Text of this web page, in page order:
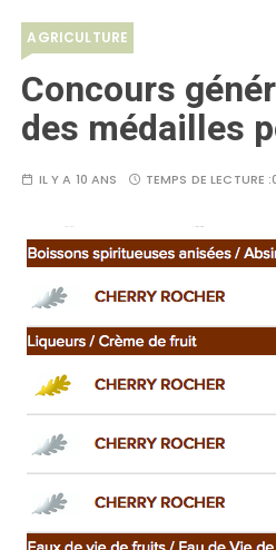
AGRICULTURE
Concours
des médailles
IL Y A 10 ANS TEMPS DE LECTURE :